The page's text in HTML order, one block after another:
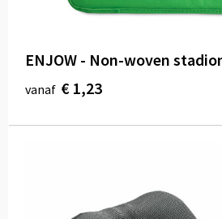
ENJOW - Non-woven
vanaf € 1,23